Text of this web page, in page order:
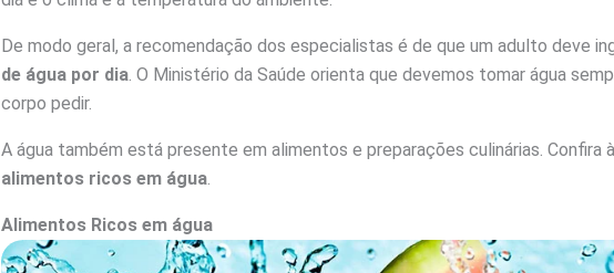
De modo geral, a recomendação dos especialistas é de que um adulto deve
de água por dia . O Ministério da Saúde orienta que devemos tomar água
corpo pedir.
A água também está presente em alimentos e preparações culinárias. Confira
alimentos ricos em água
Alimentos Ricos em água